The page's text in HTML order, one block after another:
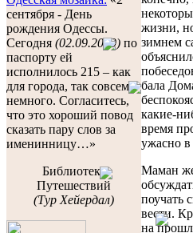
сентября - День
рождения Одессы.
Сегодня (02.09.2009) по
паспорту ей
исполнилось 215 – как
для города, так совсем
немного. Согласитесь,
что это хороший повод
сказать пару слов за
именинницу…»
Библиотека
Путешествий
(Тур Хейердал)
жизни,
зимнем
бала
какие-
время
ужасно в
Маман же
поучать
вести.
на